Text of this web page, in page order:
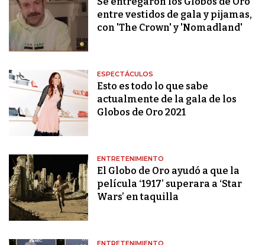
entre vestidos de gala y pijamas,
con 'The Crown' y 'Nomadland'
ESPECTÁCULOS
Esto es todo lo que sabe
actualmente de la gala de los
Globos de Oro 2021
ENTRETENIMIENTO
El Globo de Oro ayudó a que la
película ‘1917’ superara a ‘Star
Wars’ en taquilla
ENTRETENIMIENTO